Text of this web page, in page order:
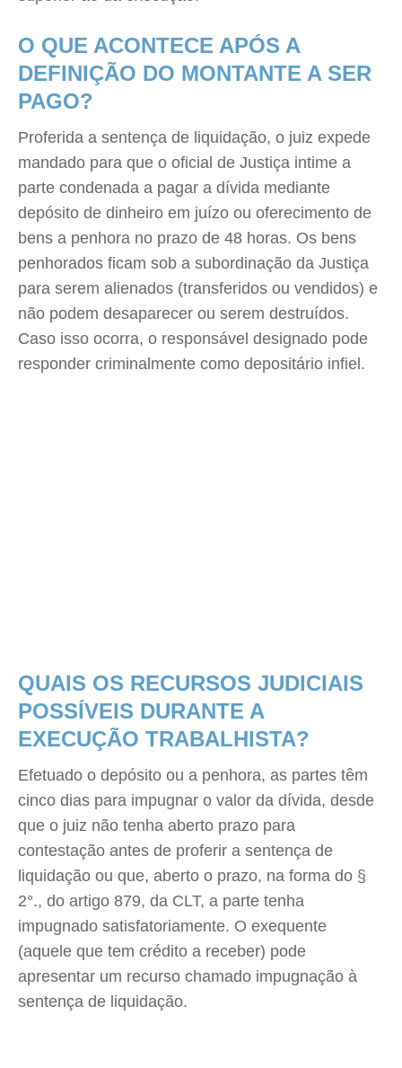
O QUE ACONTECE APÓS A
DEFINIÇÃO DO MONTANTE A SER
PAGO?
Proferida a sentença de liquidação, o juiz expede
mandado para que o oficial de Justiça intime a
parte condenada a pagar a dívida mediante
depósito de dinheiro em juízo ou oferecimento de
bens a penhora no prazo de 48 horas. Os bens
penhorados ficam sob a subordinação da Justiça
para serem alienados (transferidos ou vendidos) e
não podem desaparecer ou serem destruídos.
Caso isso ocorra, o responsável designado pode
responder criminalmente como depositário infiel.
QUAIS OS RECURSOS JUDICIAIS
POSSÍVEIS DURANTE A
EXECUÇÃO TRABALHISTA?
Efetuado o depósito ou a penhora, as partes têm
cinco dias para impugnar o valor da dívida, desde
que o juiz não tenha aberto prazo para
contestação antes de proferir a sentença de
liquidação ou que, aberto o prazo, na forma do §
2°., do artigo 879, da CLT, a parte tenha
impugnado satisfatoriamente. O exequente
(aquele que tem crédito a receber) pode
apresentar um recurso chamado impugnação à
sentença de liquidação.